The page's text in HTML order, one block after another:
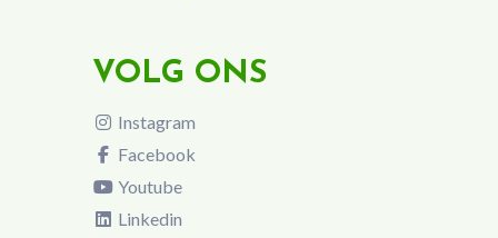
VOLG ONS
Instagram
Facebook
Youtube
Linkedin